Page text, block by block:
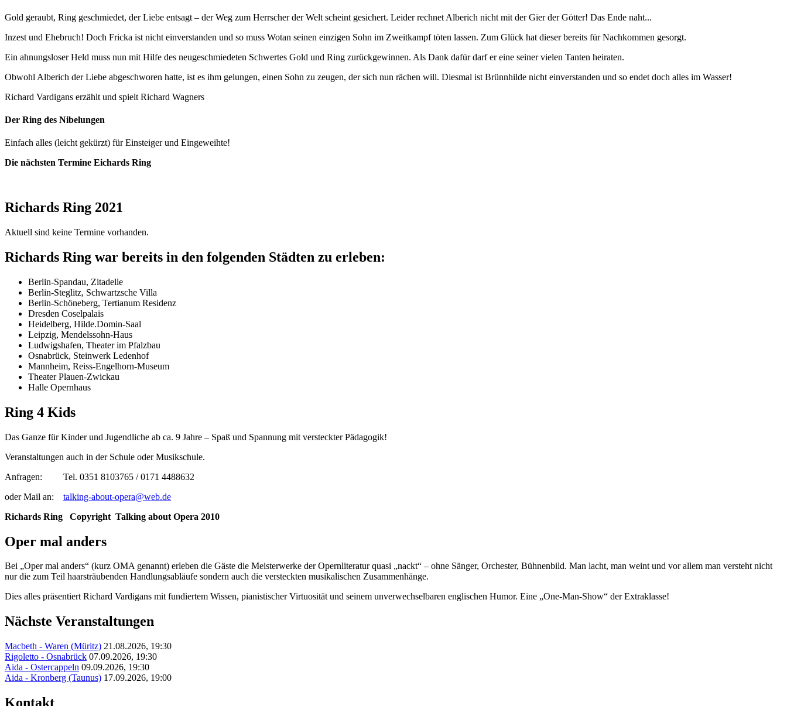
Gold geraubt, Ring geschmiedet, der Liebe entsagt – der Weg zum Herrscher der Welt scheint gesichert. Leider rechnet Alberich nicht mit der Gier der Götter! Das Ende naht...
Inzest und Ehebruch! Doch Fricka ist nicht einverstanden und so muss Wotan seinen einzigen Sohn im Zweitkampf töten lassen. Zum Glück hat dieser bereits für Nachkommen gesorgt.
Ein ahnungsloser Held muss nun mit Hilfe des neugeschmiedeten Schwertes Gold und Ring zurückgewinnen. Als Dank dafür darf er eine seiner vielen Tanten heiraten.
Obwohl Alberich der Liebe abgeschworen hatte, ist es ihm gelungen, einen Sohn zu zeugen, der sich nun rächen will. Diesmal ist Brünnhilde nicht einverstanden und so endet doch alles im Wasser!
Richard Vardigans erzählt und spielt Richard Wagners
Der Ring des Nibelungen
Einfach alles (leicht gekürzt) für Einsteiger und Eingeweihte!
Die nächsten Termine Eichards Ring
Richards Ring 2021
Aktuell sind keine Termine vorhanden.
Richards Ring war bereits in den folgenden Städten zu erleben:
Berlin-Spandau, Zitadelle
Berlin-Steglitz, Schwartzsche Villa
Berlin-Schöneberg, Tertianum Residenz
Dresden Coselpalais
Heidelberg, Hilde.Domin-Saal
Leipzig, Mendelssohn-Haus
Ludwigshafen, Theater im Pfalzbau
Osnabrück, Steinwerk Ledenhof
Mannheim, Reiss-Engelhorn-Museum
Theater Plauen-Zwickau
Halle Opernhaus
Ring 4 Kids
Das Ganze für Kinder und Jugendliche ab ca. 9 Jahre – Spaß und Spannung mit versteckter Pädagogik!
Veranstaltungen auch in der Schule oder Musikschule.
Anfragen: Tel. 0351 8103765 / 0171 4488632
oder Mail an: talking-about-opera@web.de
Richards Ring Copyright Talking about Opera 2010
Oper mal anders
Bei „Oper mal anders“ (kurz OMA genannt) erleben die Gäste die Meisterwerke der Opernliteratur quasi „nackt“ – ohne Sänger, Orchester, Bühnenbild. Man lacht, man weint und vor allem man versteht nicht
nur die zum Teil haarsträubenden Handlungsabläufe sondern auch die versteckten musikalischen Zusammenhänge.
Dies alles präsentiert Richard Vardigans mit fundiertem Wissen, pianistischer Virtuosität und seinem unverwechselbaren englischen Humor. Eine „One-Man-Show“ der Extraklasse!
Nächste Veranstaltungen
Macbeth - Waren (Müritz) 21.08.2026, 19:30
Rigoletto - Osnabrück 07.09.2026, 19:30
Aida - Ostercappeln 09.09.2026, 19:30
Aida - Kronberg (Taunus) 17.09.2026, 19:00
Kontakt